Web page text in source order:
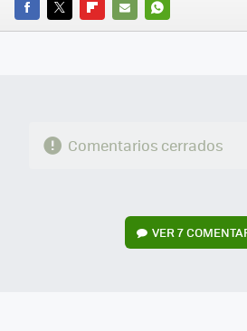
FACEBOOK
TWITTERFLIPBOARD
E-
WHATSAPP
Comentarios cerrados
VER7